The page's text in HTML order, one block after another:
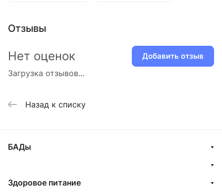
Отзывы
Загрузка отзывов...
Нет оценок Добавить отзыв
Назад к списку
БАДы
Здоровое питание